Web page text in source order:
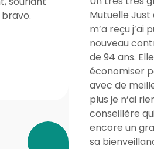
Mutuelle
m’a reçu j’ai
nouveau
de 94 ans.
économiser
avec de
plus je n’ai
conseillère
encore un
sa